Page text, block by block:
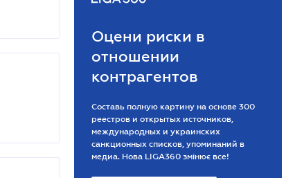
Оцени риски в
отношении
контрагентов
Составь полную картину на основе 300
реестров и открытых источников,
международных и украинских
санкционных списков, упоминаний в
медиа. Нова LIGA360 змінює все!